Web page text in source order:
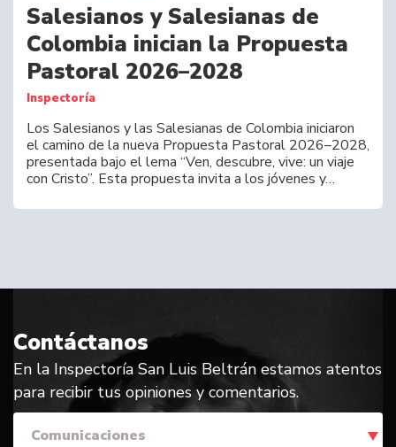
Salesianos y Salesianas de
Colombia inician la Propuesta
Pastoral 2026–2028
Inspectoría
Los Salesianos y las Salesianas de Colombia iniciaron
el camino de la nueva Propuesta Pastoral 2026–2028,
presentada bajo el lema “Ven, descubre, vive: un viaje
con Cristo”. Esta propuesta invita a los jóvenes y…
Contáctanos
En la Inspectoría San Luis Beltrán estamos atentos
para recibir tus opiniones y comentarios.
Comunicaciones